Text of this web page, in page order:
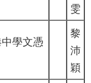
雯
學文憑
黎
沛
穎